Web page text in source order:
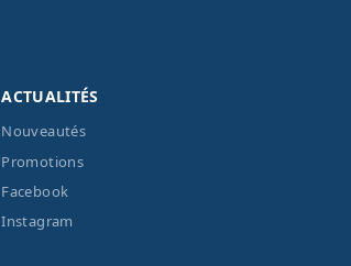
ACTUALITÉS
Nouveautés
Promotions
Facebook
Instagram